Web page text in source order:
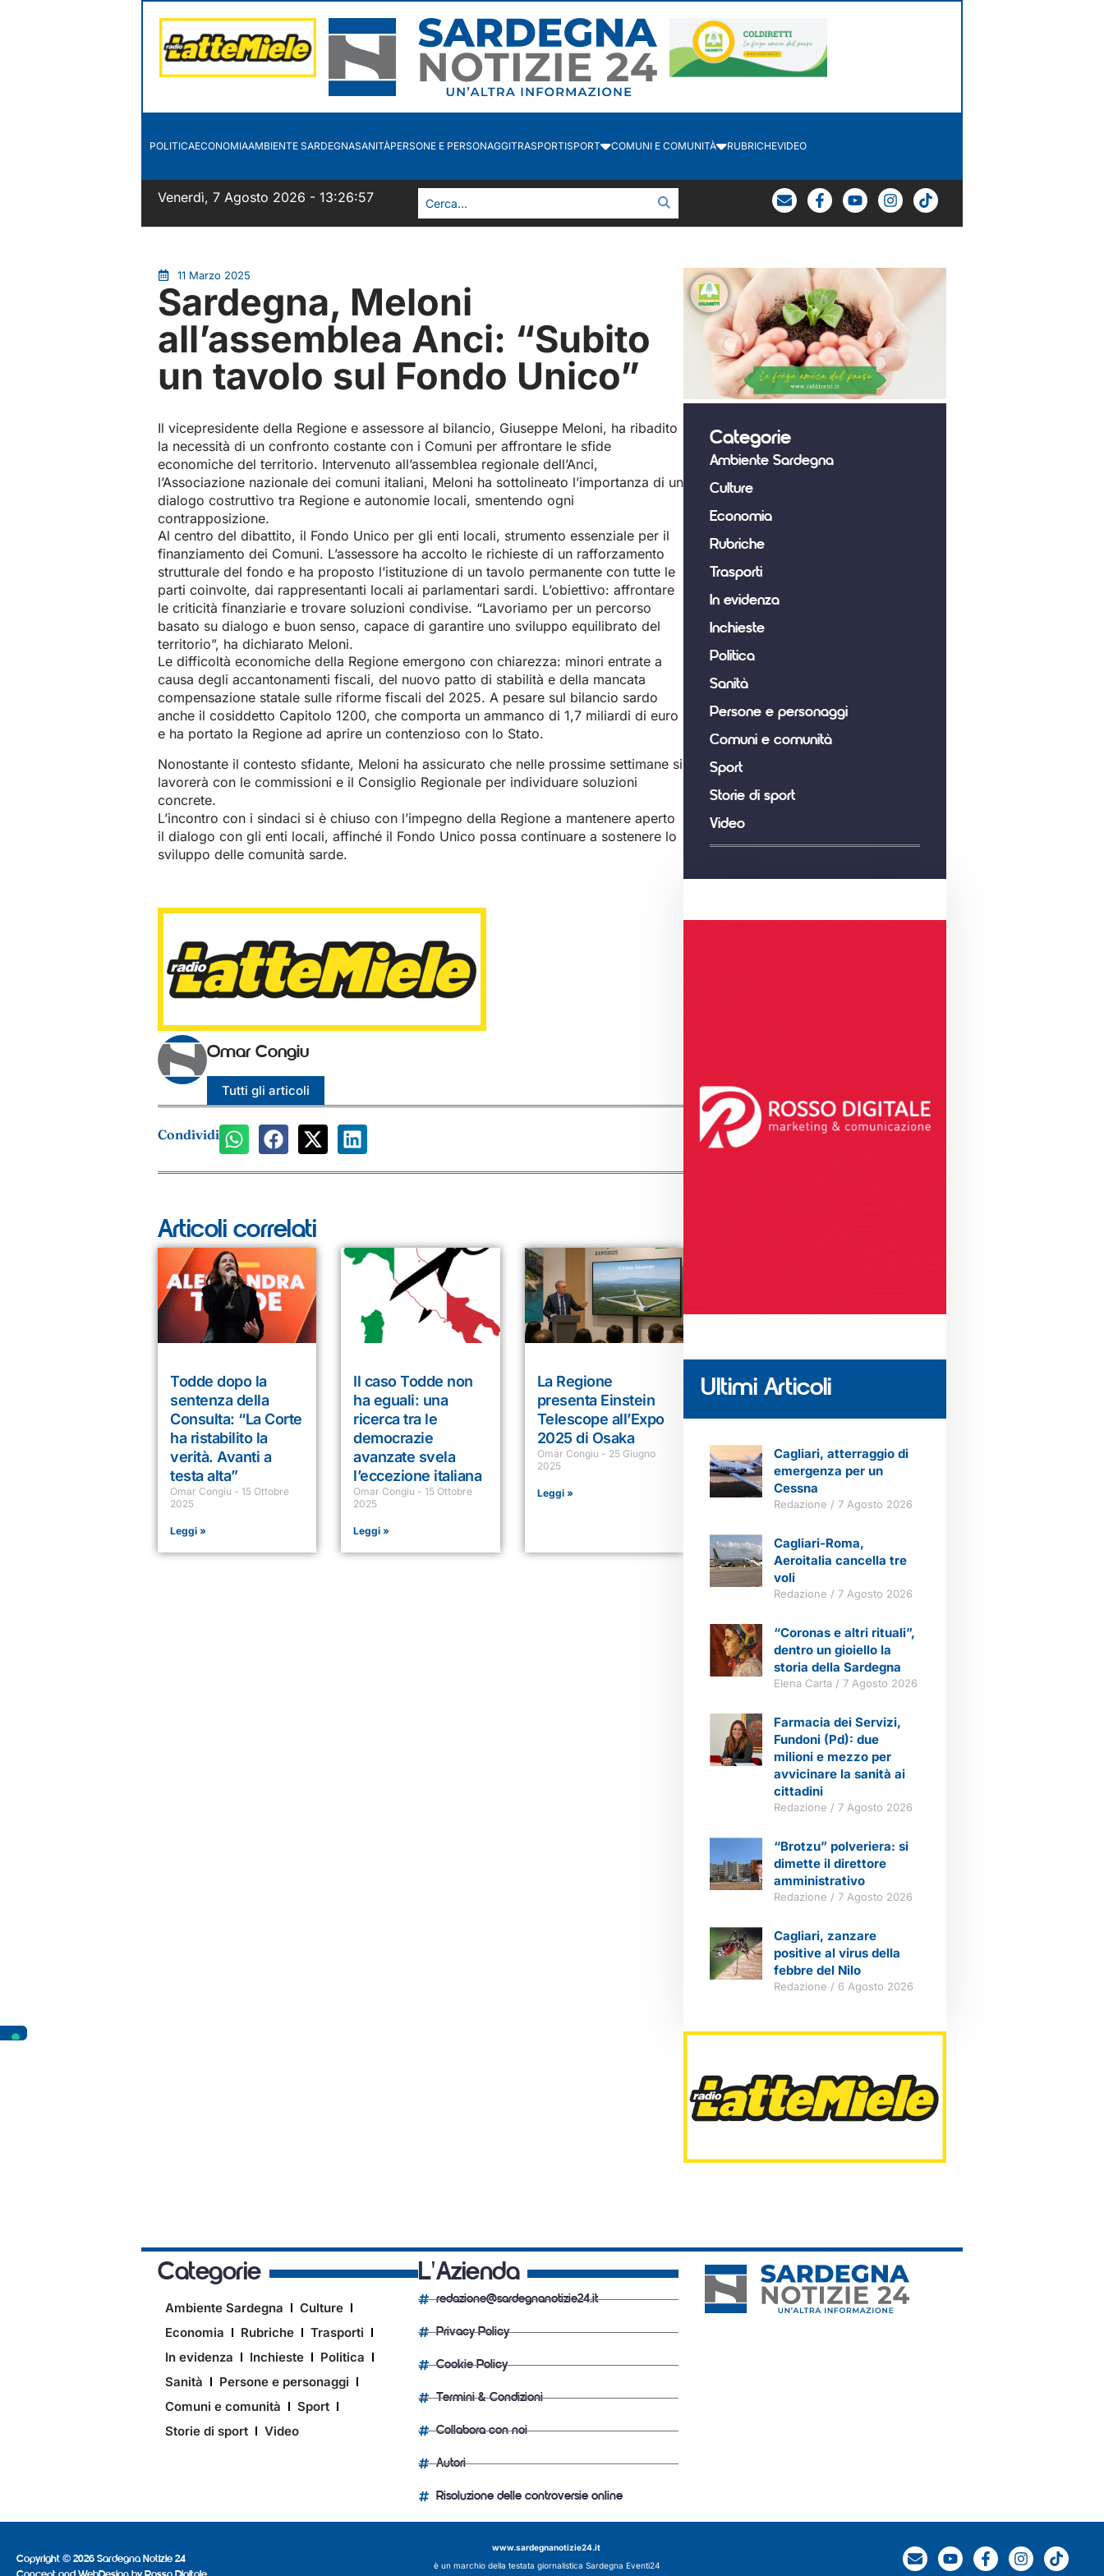
POLITICAECONOMIAAMBIENTE SARDEGNASANITÀPERSONE E PERSONAGGITRASPORTISPORT COMUNI E COMUNITÀ RUBRICHEVIDEO
Venerdì, 7 Agosto 2026 - 13:26:57
11 Marzo 2025
Sardegna, Meloni
all’assemblea Anci: “Subito
un tavolo sul Fondo Unico”
Il vicepresidente della Regione e assessore al bilancio, Giuseppe Meloni, ha ribadito
la necessità di un confronto costante con i Comuni per affrontare le sfide
economiche del territorio. Intervenuto all’assemblea regionale dell’Anci,
l’Associazione nazionale dei comuni italiani, Meloni ha sottolineato l’importanza di un
dialogo costruttivo tra Regione e autonomie locali, smentendo ogni
contrapposizione.
Al centro del dibattito, il Fondo Unico per gli enti locali, strumento essenziale per il
finanziamento dei Comuni. L’assessore ha accolto le richieste di un rafforzamento
strutturale del fondo e ha proposto l’istituzione di un tavolo permanente con tutte le
parti coinvolte, dai rappresentanti locali ai parlamentari sardi. L’obiettivo: affrontare
le criticità finanziarie e trovare soluzioni condivise. “Lavoriamo per un percorso
basato su dialogo e buon senso, capace di garantire uno sviluppo equilibrato del
territorio”, ha dichiarato Meloni.
Le difficoltà economiche della Regione emergono con chiarezza: minori entrate a
causa degli accantonamenti fiscali, del nuovo patto di stabilità e della mancata
compensazione statale sulle riforme fiscali del 2025. A pesare sul bilancio sardo
anche il cosiddetto Capitolo 1200, che comporta un ammanco di 1,7 miliardi di euro
e ha portato la Regione ad aprire un contenzioso con lo Stato.
Nonostante il contesto sfidante, Meloni ha assicurato che nelle prossime settimane si
lavorerà con le commissioni e il Consiglio Regionale per individuare soluzioni
concrete.
L’incontro con i sindaci si è chiuso con l’impegno della Regione a mantenere aperto
il dialogo con gli enti locali, affinché il Fondo Unico possa continuare a sostenere lo
sviluppo delle comunità sarde.
Omar Congiu
Tutti gli articoli
Condividi
Articoli correlati
Todde dopo la
sentenza della
Consulta: “La Corte
ha ristabilito la
verità. Avanti a
testa alta”
Omar Congiu
15 Ottobre
2025
Leggi »
Il caso Todde non
ha eguali: una
ricerca tra le
democrazie
avanzate svela
l’eccezione italiana
Omar Congiu
15 Ottobre
2025
Leggi »
La Regione
presenta Einstein
Telescope all’Expo
2025 di Osaka
Omar Congiu
25 Giugno
2025
Leggi »
Categorie
Ambiente Sardegna
Culture
Economia
Rubriche
Trasporti
In evidenza
Inchieste
Politica
Sanità
Persone e personaggi
Comuni e comunità
Sport
Storie di sport
Video
Ultimi Articoli
Cagliari, atterraggio di
emergenza per un
Cessna
Redazione 7 Agosto 2026
Cagliari-Roma,
Aeroitalia cancella tre
voli
Redazione 7 Agosto 2026
“Coronas e altri rituali”,
dentro un gioiello la
storia della Sardegna
Elena Carta 7 Agosto 2026
Farmacia dei Servizi,
Fundoni (Pd): due
milioni e mezzo per
avvicinare la sanità ai
cittadini
Redazione 7 Agosto 2026
“Brotzu” polveriera: si
dimette il direttore
amministrativo
Redazione 7 Agosto 2026
Cagliari, zanzare
positive al virus della
febbre del Nilo
Redazione 6 Agosto 2026
Categorie
Ambiente Sardegna
Culture
Economia
Rubriche
Trasporti
In evidenza
Inchieste
Politica
Sanità
Persone e personaggi
Comuni e comunità
Sport
Storie di sport
Video
L'Azienda
redazione@sardegnanotizie24.it
Privacy Policy
Cookie Policy
Termini & Condizioni
Collabora con noi
Autori
Risoluzione delle controversie online
Copyright © 2026 Sardegna Notizie 24
www.sardegnanotizie24.it
è un marchio della testata giornalistica Sardegna Eventi24